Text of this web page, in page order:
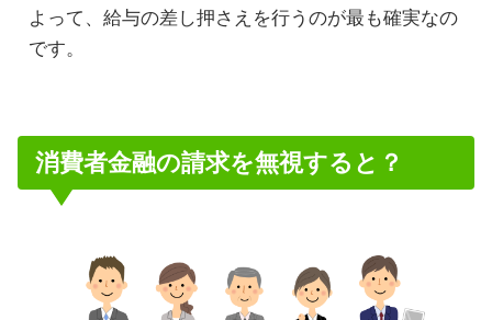
よって、給与の差し押さえを行うのが最も確実なの
です。
消費者金融の請求を無視すると？